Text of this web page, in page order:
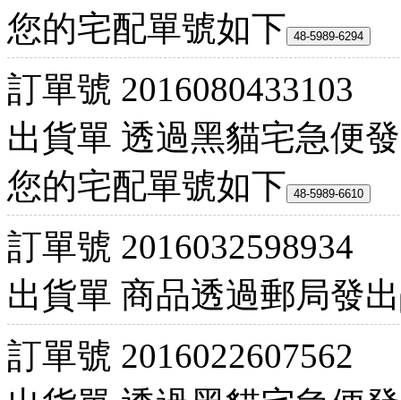
您的宅配單號如下
訂單號 2016080433103
出貨單 透過黑貓宅急便
您的宅配單號如下
訂單號 2016032598934
出貨單 商品透過郵局發出
訂單號 2016022607562